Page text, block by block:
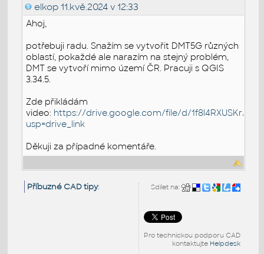
elkop 11.kvě.2024 v 12:33
Ahoj,
potřebuji radu. Snažím se vytvořit DMT5G různých
oblastí, pokaždé ale narazím na stejný problém,
DMT se vytvoří mimo území ČR. Pracuji s QGIS
3.34.5.
Zde přikládám
video: https://drive.google.com/file/d/
usp=drive_link
Děkuji za případné komentáře.
Sdílet na:
Pro technickou podporu CAD
kontaktujte Helpdesk
Příbuzné CAD tipy: